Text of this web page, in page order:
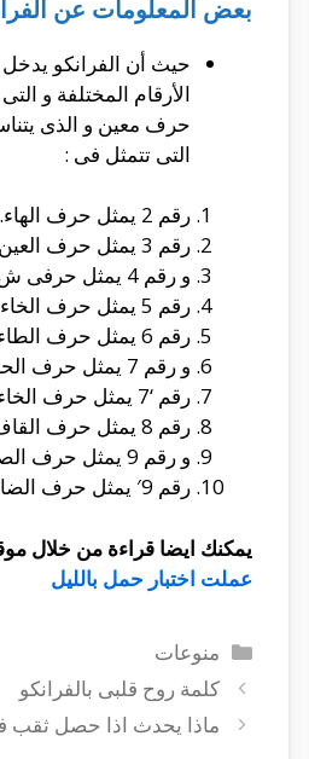
بعض المعلومات عن
حيث أن الفرانكو يدخل
الأرقام المختلفة و
حرف معين و الذى
التى تتمثل فى :
رقم 2 يمثل حرف الهاء.
رقم 3 يمثل حرف العين.
و رقم 4 يمثل حرفى ش أو ذ.
رقم 5 يمثل حرف الخاء.
رقم 6 يمثل حرف الطاء.
و رقم 7 يمثل حرف الحاء.
رقم ‘7 يمثل حرف الخاء.
رقم 8 يمثل حرف القاف.
و رقم 9 يمثل حرف الصاد.
رقم 9′ يمثل حرف الضاد.
يمكنك ايضا قراءة من خلال
عملت اختبار حمل بالليل
التصنيفات
منوعات
كلمة روح قلبى بالفرانكو
ماذا يحدث اذا حصل ثقب